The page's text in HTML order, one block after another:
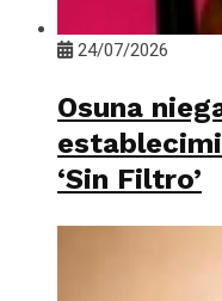
24/07/2026
Osuna
‘Sin Filtro’